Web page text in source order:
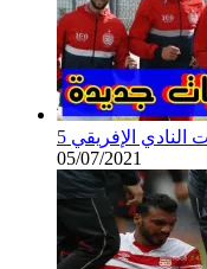
النادي الإفريقي
05/07/2021